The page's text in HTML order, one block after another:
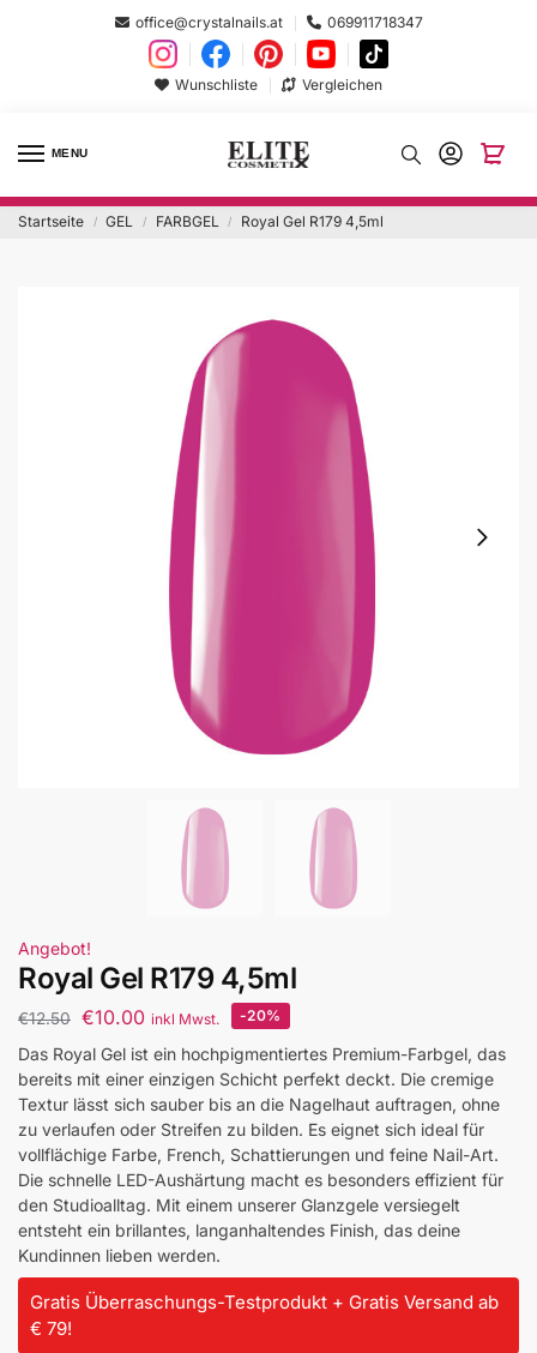
office@crystalnails.at 069911718347
Wunschliste Vergleichen
MENU
Startseite / GEL / FARBGEL / Royal Gel R179 4,5ml
Angebot!
Royal Gel R179 4,5ml
€12.50 €10.00 inkl Mwst. -20%
Das Royal Gel ist ein hochpigmentiertes Premium-Farbgel, das
bereits mit einer einzigen Schicht perfekt deckt. Die cremige
Textur lässt sich sauber bis an die Nagelhaut auftragen, ohne
zu verlaufen oder Streifen zu bilden. Es eignet sich ideal für
vollflächige Farbe, French, Schattierungen und feine Nail-Art.
Die schnelle LED-Aushärtung macht es besonders effizient für
den Studioalltag. Mit einem unserer Glanzgele versiegelt
entsteht ein brillantes, langanhaltendes Finish, das deine
Kundinnen lieben werden.
Gratis Überraschungs-Testprodukt + Gratis Versand ab
€ 79!